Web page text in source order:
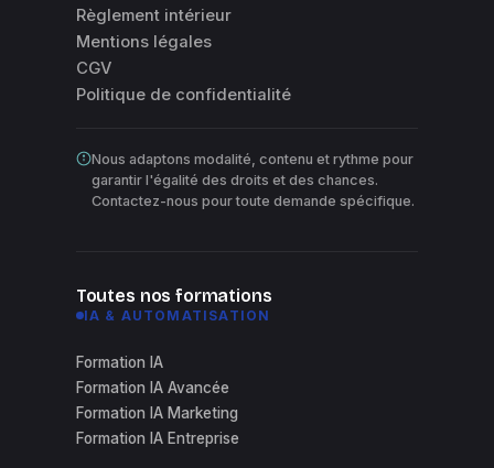
Règlement intérieur
Mentions légales
CGV
Politique de confidentialité
Nous adaptons modalité, contenu et rythme pour
garantir l'égalité des droits et des chances.
Contactez-nous pour toute demande spécifique.
Toutes nos formations
IA & AUTOMATISATION
Formation IA
Formation IA Avancée
Formation IA Marketing
Formation IA Entreprise